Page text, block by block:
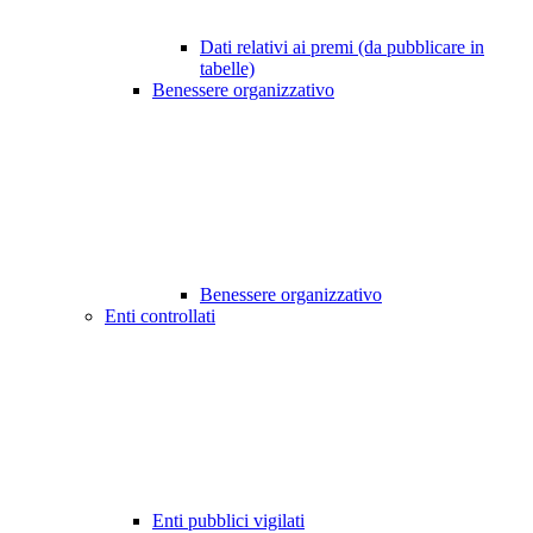
Dati relativi ai premi (da pubblicare in
tabelle)
Benessere organizzativo
Benessere organizzativo
Enti controllati
Enti pubblici vigilati